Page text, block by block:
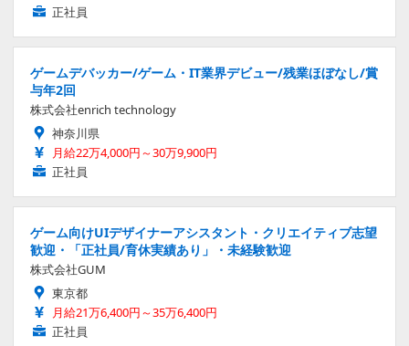
正社員
ゲームデバッカー/ゲーム・IT業界デビュー/残業ほぼなし/賞
与年2回
株式会社enrich technology
神奈川県
月給22万4,000円～30万9,900円
正社員
ゲーム向けUIデザイナーアシスタント・クリエイティブ志望
歓迎・「正社員/育休実績あり」・未経験歓迎
株式会社GUM
東京都
月給21万6,400円～35万6,400円
正社員